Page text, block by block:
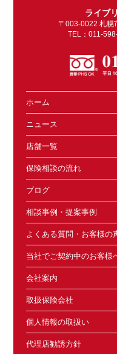
ライブ
〒003-0022 札幌
TEL：011-
ホーム
ニュース
店舗一覧
保険相談の流れ
ブログ
相談事例・提案事例
よくある質問・お客様の
当社でご契約中のお客様
会社案内
取扱保険会社
個人情報の取扱い
代理店勧誘方針